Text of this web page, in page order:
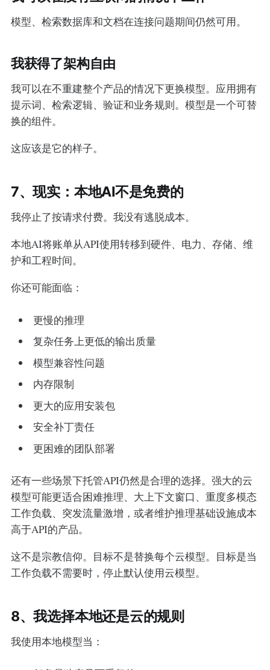
模型、检索数据库和文档在连接问题期间仍然可用。
我获得了架构自由
我可以在不重建整个产品的情况下更换模型。应用拥有
提示词、检索逻辑、验证和业务规则。模型是一个可替
换的组件。
这应该是它的样子。
7、现实：本地AI不是免费的
我停止了按请求付费。我没有逃脱成本。
本地AI将账单从API使用转移到硬件、电力、存储、维
护和工程时间。
你还可能面临：
更慢的推理
复杂任务上更低的输出质量
模型兼容性问题
内存限制
更大的应用安装包
安全补丁责任
更困难的团队部署
还有一些场景下托管API仍然是合理的选择。强大的云
模型可能更适合困难推理、大上下文窗口、重度多模态
工作负载、突发流量激增，或者维护推理基础设施成本
高于API的产品。
这不是宗教信仰。目标不是替换每个云模型。目标是当
工作负载不需要时，停止默认使用云模型。
8、我选择本地还是云的规则
我使用本地模型当：